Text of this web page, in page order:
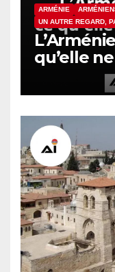
ARMÉNIE
UN AUTRE REGARD,
qu’elle